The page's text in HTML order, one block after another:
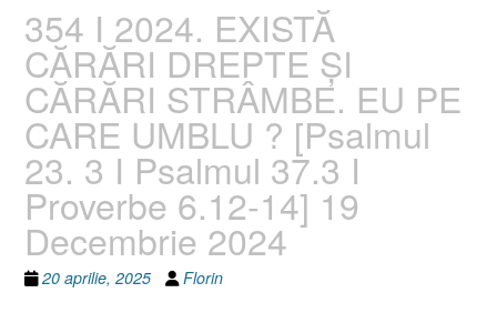
354 I 2024. EXISTĂ
CĂRĂRI DREPTE ȘI
CĂRĂRI STRÂMBE. EU PE
CARE UMBLU ? [Psalmul
23. 3 I Psalmul 37.3 I
Proverbe 6.12-14] 19
Decembrie 2024
20 aprilie, 2025 Florin